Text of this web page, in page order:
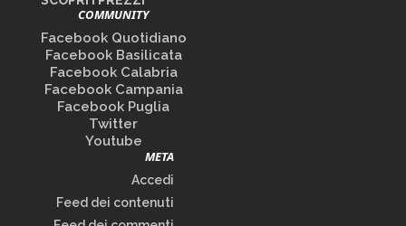
COMMUNITY
Facebook Quotidiano
Facebook Basilicata
Facebook Calabria
Facebook Campania
Facebook Puglia
Twitter
Youtube
META
Accedi
Feed dei contenuti